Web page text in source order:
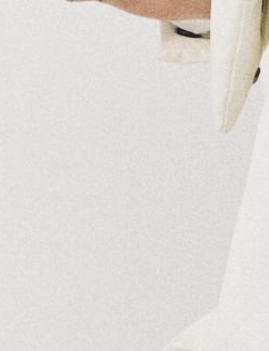
Оформить заказ